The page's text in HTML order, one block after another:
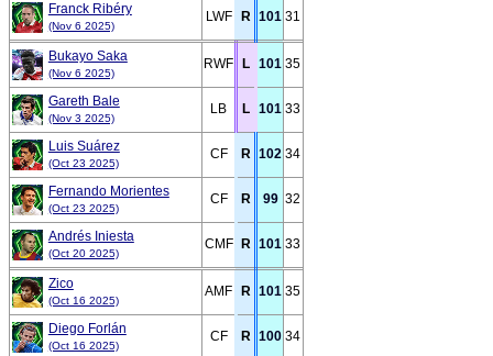
Franck Ribéry
(Nov 6 2025)
LWF R 101 31
Bukayo Saka
(Nov 6 2025)
RWF L 101 35
Gareth Bale
(Nov 3 2025)
LB L 101 33
Luis Suárez
(Oct 23 2025)
CF R 102 34
Fernando Morientes
(Oct 23 2025)
CF R 99 32
Andrés Iniesta
(Oct 20 2025)
CMF R 101 33
Zico
(Oct 16 2025)
AMF R 101 35
Diego Forlán
(Oct 16 2025)
CF R 100 34